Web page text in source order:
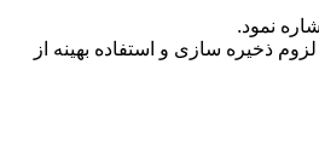
نمود.
ذخیره سازی و استفاده بهینه از